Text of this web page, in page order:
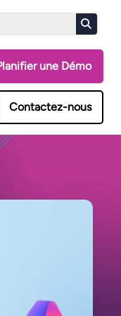
une Démo
Contactez-nous